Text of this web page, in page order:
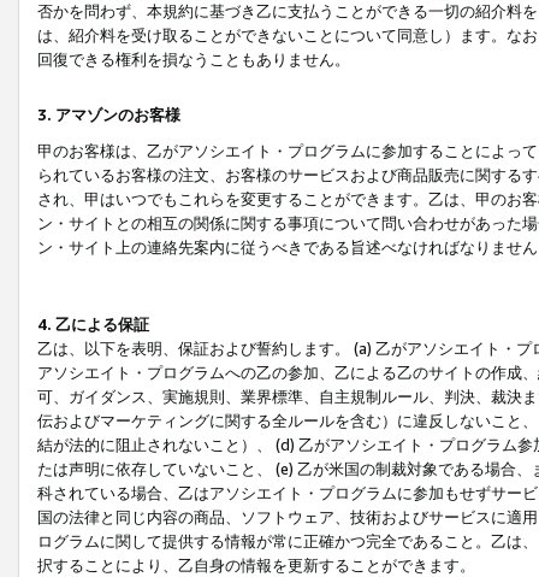
否かを問わず、本規約に基づき乙に支払うことができる一切の紹介料
は、紹介料を受け取ることができないことについて同意し）ます。な
回復できる権利を損なうこともありません。
3. アマゾンのお客様
甲のお客様は、乙がアソシエイト・プログラムに参加することによっ
られているお客様の注文、お客様のサービスおよび商品販売に関する
され、甲はいつでもこれらを変更することができます。乙は、甲のお
ン・サイトとの相互の関係に関する事項について問い合わせがあった
ン・サイト上の連絡先案内に従うべきである旨述べなければなりませ
4. 乙による保証
乙は、以下を表明、保証および誓約します。 (a) 乙がアソシエイト・
アソシエイト・プログラムへの乙の参加、乙による乙のサイトの作成
可、ガイダンス、実施規則、業界標準、自主規制ルール、判決、裁決
伝およびマーケティングに関する全ルールを含む）に違反しないこと
結が法的に阻止されないこと）、 (d) 乙がアソシエイト・プログラム
たは声明に依存していないこと、 (e) 乙が米国の制裁対象である場合
科されている場合、乙はアソシエイト・プログラムに参加もせずサー
国の法律と同じ内容の商品、ソフトウェア、技術およびサービスに適
ログラムに関して提供する情報が常に正確かつ完全であること。乙は
択することにより、乙自身の情報を更新することができます。